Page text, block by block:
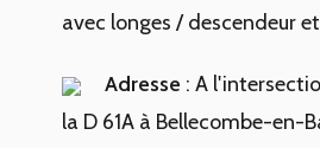
avec longes / descendeur
Adresse : A
la D 61A à Bellecombe-en-